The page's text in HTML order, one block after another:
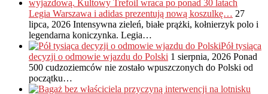
Legia Warszawa i adidas prezentują nową koszulkę… 27
lipca, 2026 Intensywna zieleń, białe prążki, kołnierzyk polo i
legendarna koniczynka. Legia…
Pół tysiąca
decyzji o odmowie wjazdu do Polski 1 sierpnia, 2026 Ponad
500 cudzoziemców nie zostało wpuszczonych do Polski od
początku…